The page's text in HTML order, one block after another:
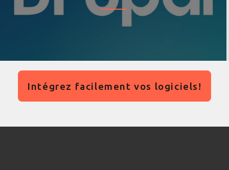
Intégrez facilement vos logiciels!